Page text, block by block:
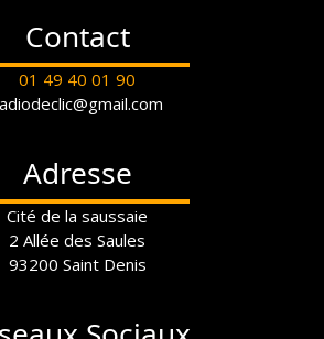
Contact
01 49 40 01 90
Adresse
Cité de la saussaie
2 Allée des Saules
93200 Saint Denis